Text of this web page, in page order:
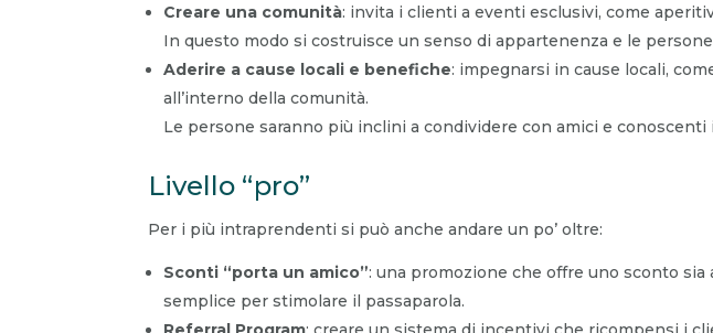
Creare una comunità: invita i clienti a eventi esclusivi, come
In questo modo si costruisce un senso di appartenenza e le
Aderire a cause locali e benefiche: impegnarsi in cause locali,
all’interno della comunità.
Le persone saranno più inclini a condividere con amici e
Livello “pro”
Per i più intraprendenti si può anche andare un po’ oltre:
Sconti “porta un amico”: una promozione che offre uno sconto
semplice per stimolare il passaparola.